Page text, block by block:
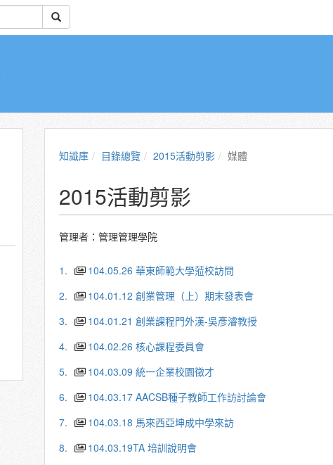
知識庫 目錄總覽 2015活動剪影 媒體
2015活動剪影
管理者： 管理管理學院
1.
104.05.26 華東師範大學蒞校訪問
2.
104.01.12 創業管理（上）期末發表會
3.
104.01.21 創業課程門外漢-吳彥濬教授
4.
104.02.26 核心課程委員會
5.
104.03.09 統一企業校園徵才
6.
104.03.17 AACSB種子教師工作訪討論會
7.
104.03.18 馬來西亞坤成中學來訪
8.
104.03.19TA 培訓說明會